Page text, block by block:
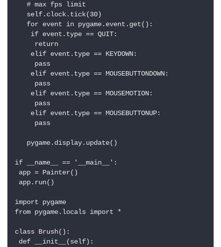
   # max fps limit
   self.clock.tick(30)
   for event in pygame.event.get():
    if event.type == QUIT:
     return
    elif event.type == KEYDOWN:
     pass
    elif event.type == MOUSEBUTTONDOWN:
     pass
    elif event.type == MOUSEMOTION:
     pass
    elif event.type == MOUSEBUTTONUP:
     pass
   pygame.display.update()
if __name__ == '__main__':
app = Painter()
app.run()
import pygame
from pygame.locals import *
class Brush():
def __init__(self):